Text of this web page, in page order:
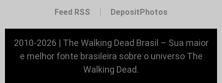
Feed RSS DepositPhotos
2010-2026 | The Walking Dead Brasil – Sua maior
e melhor fonte brasileira sobre o universo The
Walking Dead.